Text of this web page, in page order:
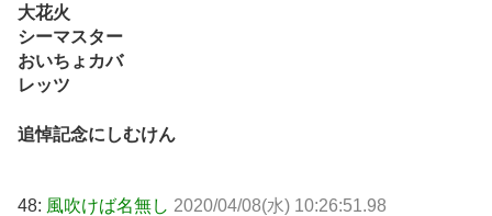
大花火
シーマスター
おいちょカバ
レッツ
追悼記念にしむけん
48: 風吹けば名無し 2020/04/08(水) 10:26:51.98